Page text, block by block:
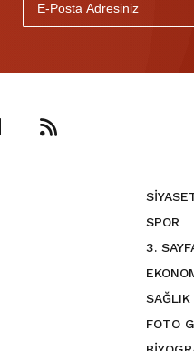
SPOR
3.
SAĞLIK
FOTO